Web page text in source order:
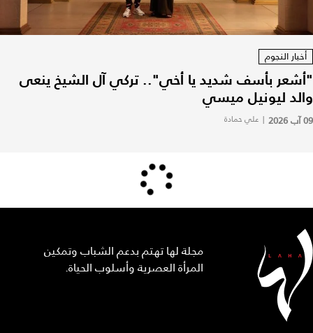
أخبار النجوم
"أشعر بأسف شديد يا أخي".. تركي آل الشيخ ينعى
والد ليونيل ميسي
09 آب 2026 | علي حمادة
مجلة لها تهتم بدعم الشباب وتمكين
المرأة العصرية وأسلوب الحياة.